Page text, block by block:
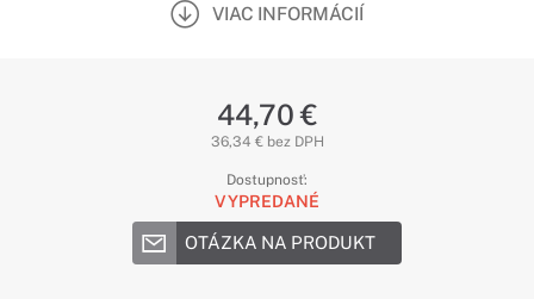
VIAC INFORMÁCIÍ
44,70 €
36,34 € bez DPH
Dostupnosť:
VYPREDANÉ
OTÁZKA NA PRODUKT